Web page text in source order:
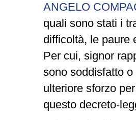
ANGELO
quali sono stati i
difficoltà, le paure
Per cui, signor
sono soddisfatto
ulteriore sforzo
questo decreto-